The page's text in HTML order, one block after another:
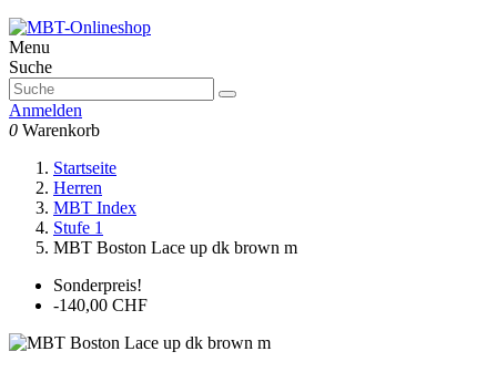
Menu
Suche
Anmelden
0 Warenkorb
Startseite
Herren
MBT Index
Stufe 1
MBT Boston Lace up dk brown m
Sonderpreis!
-140,00 CHF